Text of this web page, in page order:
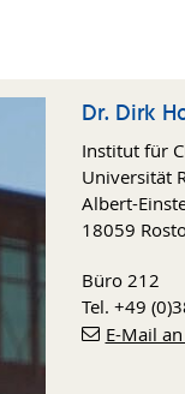
Dr. Dirk
Institut für
Universität
Albert-
18059
Büro 212
Tel. +49
E-Mail